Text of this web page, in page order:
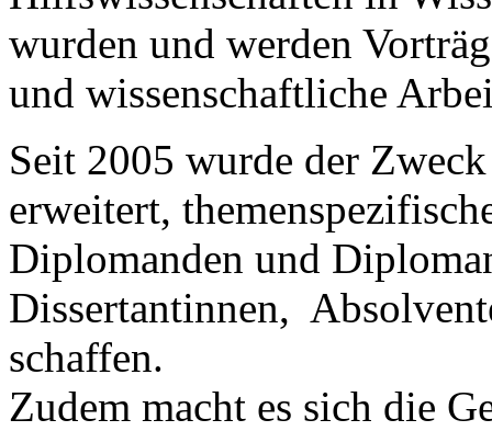
wurden und werden
und wissenschaftliche
Seit 2005 wurde der
erweitert,
Diplomanden und
Dissertantinnen,
schaffen.
Zudem macht es sich die